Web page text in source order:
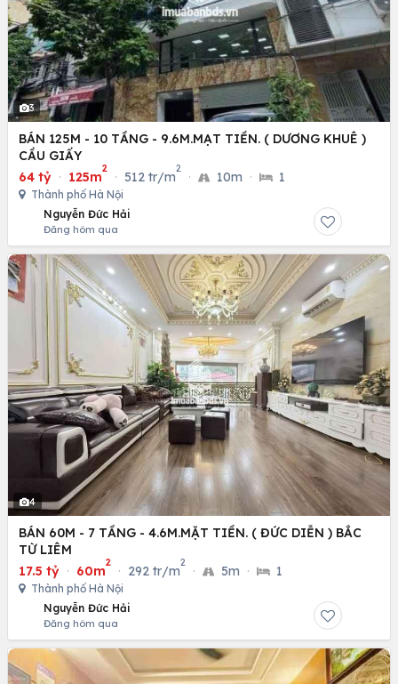
3
BÁN 125M - 10 TẦNG - 9.6M.MẠT TIỀN. ( DƯƠNG KHUÊ )
CẦU GIẤY
64 tỷ · 125m
2
· 512 tr/m
2
· 10m · 1
Thành phố Hà Nội
Nguyễn Đức Hải
Đăng hôm qua
4
BÁN 60M - 7 TẦNG - 4.6M.MẶT TIỀN. ( ĐỨC DIỄN ) BẮC
TỪ LIÊM
17.5 tỷ · 60m
2
· 292 tr/m
2
· 5m · 1
Thành phố Hà Nội
Nguyễn Đức Hải
Đăng hôm qua